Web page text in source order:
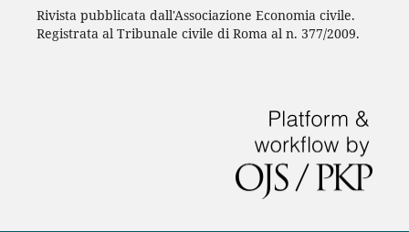
Rivista pubblicata dall'Associazione Economia civile.
Registrata al Tribunale civile di Roma al n. 377/2009.